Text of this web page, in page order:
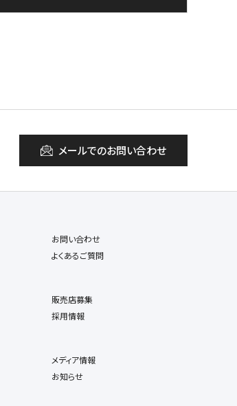
メールでのお問い合わせ
お問い合わせ
よくあるご質問
販売店募集
採用情報
メディア情報
お知らせ